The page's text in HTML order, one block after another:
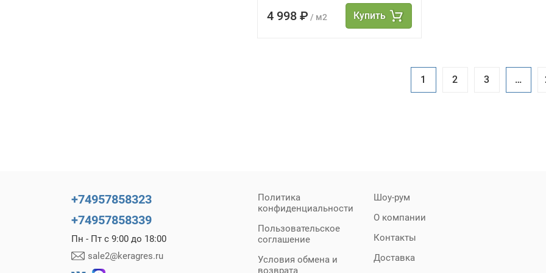
4 998 ₽ / м2 Купить
1 2 3 …
+74957858323
+74957858339
Пн - Пт с 9:00 до 18:00
sale2@keragres.ru
Политика
конфиденциальности
Пользовательское
соглашение
Условия обмена и
возврата
Шоу-рум
О компании
Контакты
Доставка